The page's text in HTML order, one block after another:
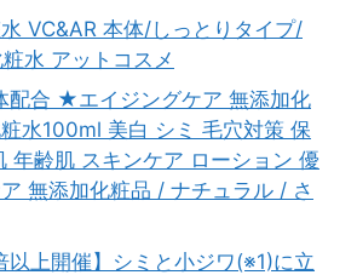
VC&AR 本体/しっとりタイプ/
水 アットコスメ
配合 ★エイジングケア 無添加化
水100ml 美白 シミ 毛穴対策 保
年齢肌 スキンケア ローション 優
無添加化粧品 / ナチュラル / さ
以上開催】シミと小ジワ(※1)に立